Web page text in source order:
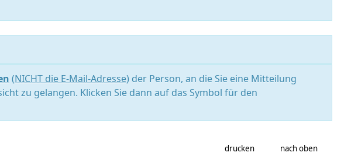
(NICHT die E-Mail-Adresse) der Person, an die Sie eine Mitteilung
zu gelangen. Klicken Sie dann auf das Symbol für den
drucken nach oben